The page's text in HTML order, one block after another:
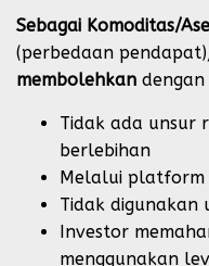
Sebagai Komoditas/
(perbedaan
membolehkan
Tidak ada unsur
berlebihan
Melalui platform
Tidak digunakan
Investor
menggunakan